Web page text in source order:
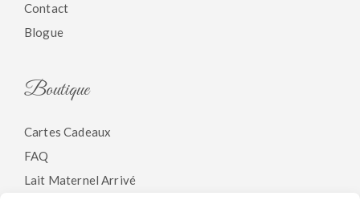
Contact
Blogue
Boutique
Cartes Cadeaux
FAQ
Lait Maternel Arrivé